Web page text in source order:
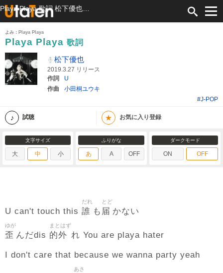
よみ：Playa Playa
Playa Playa 歌詞
松下優也
2019.3.27 リリース
作詞
U
作曲
小田桐ユウキ
#J-POP
試聴 ★ お気に入り登録
文字サイズ
大 中 小
ふりがな
あ A OFF
ダークモード
ON OFF
U can't touch this 誰
だれ
も 届
とど
かない
歪
ゆが
んだdis 的外
まとはず
れ You are playa hater
I don't care that because we wanna party yeah
あさ